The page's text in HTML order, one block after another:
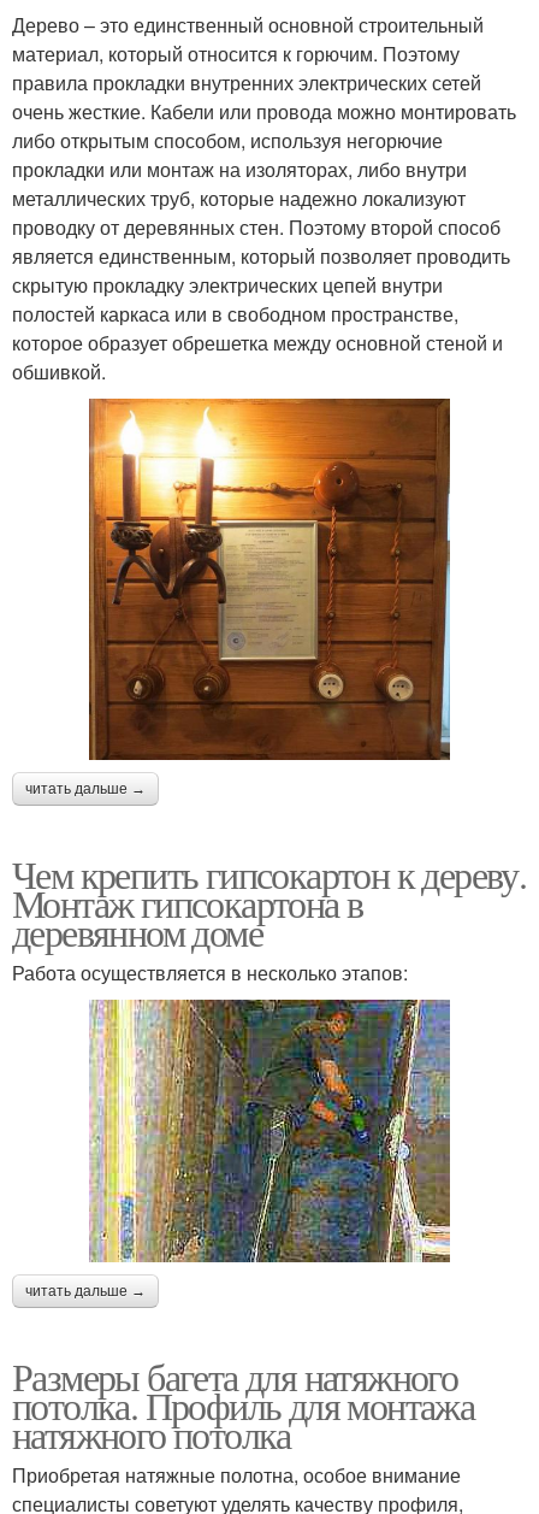
Дерево – это единственный основной строительный
материал, который относится к горючим. Поэтому
правила прокладки внутренних электрических сетей
очень жесткие. Кабели или провода можно монтировать
либо открытым способом, используя негорючие
прокладки или монтаж на изоляторах, либо внутри
металлических труб, которые надежно локализуют
проводку от деревянных стен. Поэтому второй способ
является единственным, который позволяет проводить
скрытую прокладку электрических цепей внутри
полостей каркаса или в свободном пространстве,
которое образует обрешетка между основной стеной и
обшивкой.
читать дальше →
Чем крепить гипсокартон к дереву.
Монтаж гипсокартона в
деревянном доме
Работа осуществляется в несколько этапов:
читать дальше →
Размеры багета для натяжного
потолка. Профиль для монтажа
натяжного потолка
Приобретая натяжные полотна, особое внимание
специалисты советуют уделять качеству профиля,